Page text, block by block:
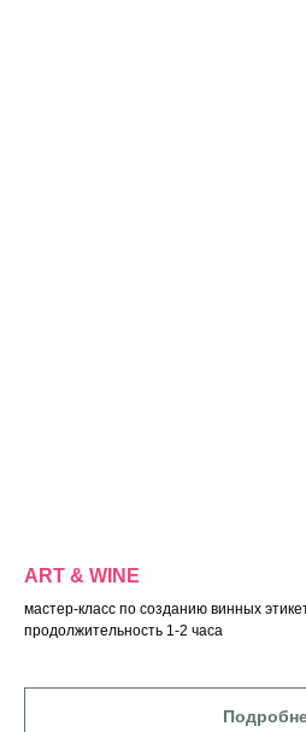
ART & WINE
мастер-класс по созданию винных
продолжительность 1-2 часа